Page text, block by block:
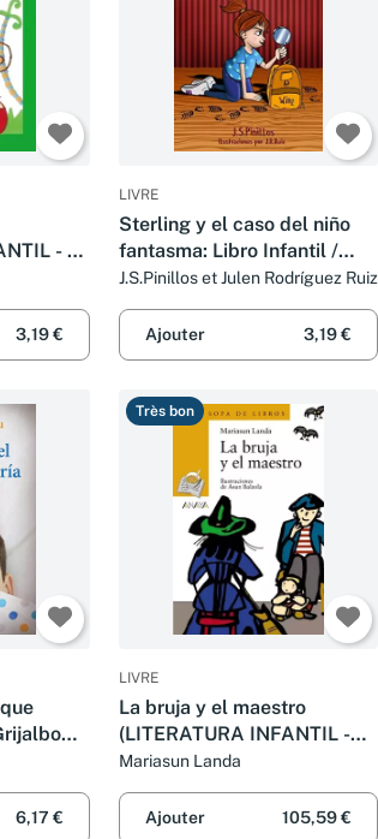
- El
3,19 €
LIVRE
Sterling y el caso del niño
fantasma: Libro Infantil /
Juvenil - Novela Suspense /
Humor - A partir de 8 años
J.S.Pinillos et Julen Rodríguez Ruiz
Ajouter 3,19 €
6,17 €
Très bon
LIVRE
La bruja y el maestro
(LITERATURA INFANTIL -
Sopa de Libros)
Mariasun Landa
Ajouter 105,59 €